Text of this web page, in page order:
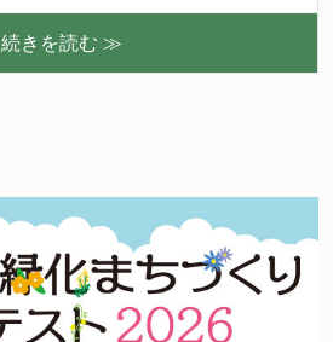
続きを読む ≫